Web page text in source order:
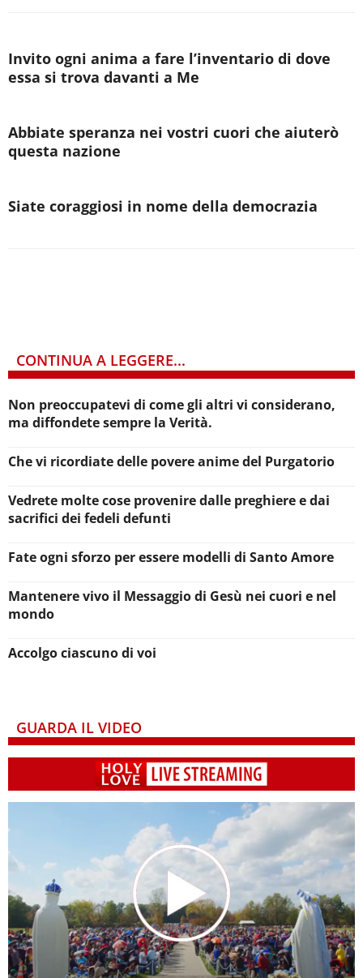
Invito ogni anima a fare l’inventario di dove
essa si trova davanti a Me
Abbiate speranza nei vostri cuori che aiuterò
questa nazione
Siate coraggiosi in nome della democrazia
CONTINUA A LEGGERE...
Non preoccupatevi di come gli altri vi considerano,
ma diffondete sempre la Verità.
Che vi ricordiate delle povere anime del Purgatorio
Vedrete molte cose provenire dalle preghiere e dai
sacrifici dei fedeli defunti
Fate ogni sforzo per essere modelli di Santo Amore
Mantenere vivo il Messaggio di Gesù nei cuori e nel
mondo
Accolgo ciascuno di voi
GUARDA IL VIDEO